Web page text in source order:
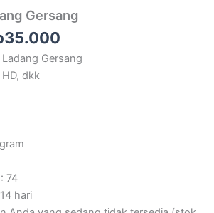
Gersang
35.000
Gersang
dkk
74
hari